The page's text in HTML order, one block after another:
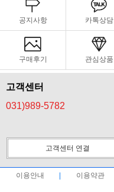
공지사항 카톡상담
구매후기 관심상품
고객센터
031)989-5782
고객센터 연결
이용안내 이용약관